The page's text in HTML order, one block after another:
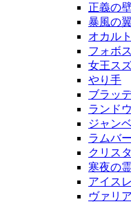
正義の
暴風の翼
オカル
フォボス
女王ス
やり手
ブラッ
ランド
ジャン
ラムバ
クリス
寒夜の霊
アイス
ヴァリ